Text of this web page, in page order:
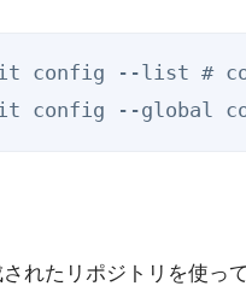
config --list #
れたリポジトリを使って